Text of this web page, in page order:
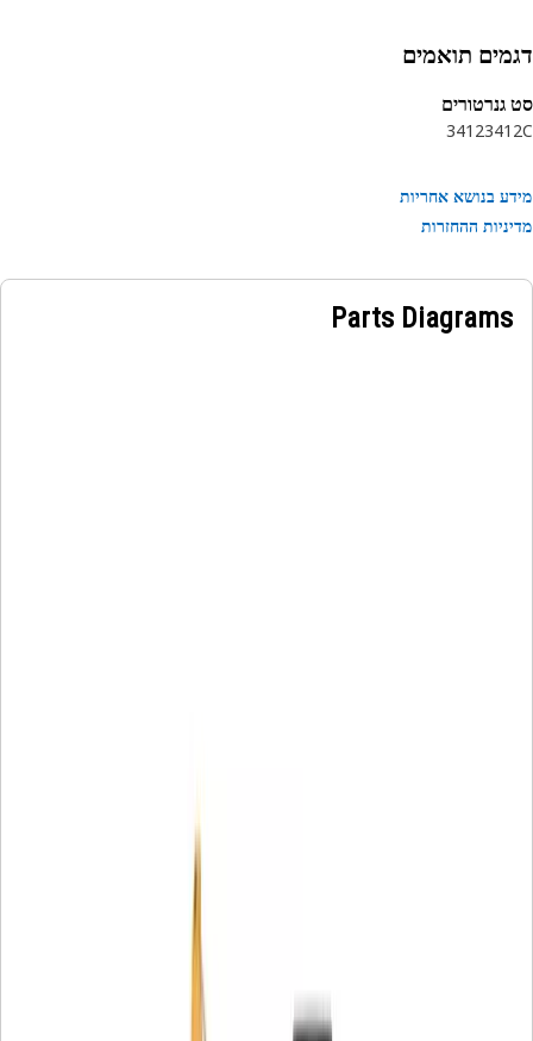
תואמים
3412
בנושא אחריות
ההחזרות
Parts Diagrams